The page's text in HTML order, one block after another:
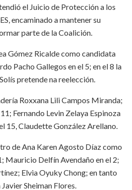
el Juicio de Protección a los
encaminado a mantener su
parte de la Coalición.
Gómez Ricalde como candidata
Pacho Gallegos en el 5; en el 8 la
pretende na reelección.
Roxxana Lili Campos Miranda;
Fernando Levin Zelaya Espinoza
15, Claudette González Arellano.
de Ana Karen Agosto Díaz como
Mauricio Delfín Avendaño en el 2;
Elvia Oyuky Chong; en tanto
Sheiman Flores.